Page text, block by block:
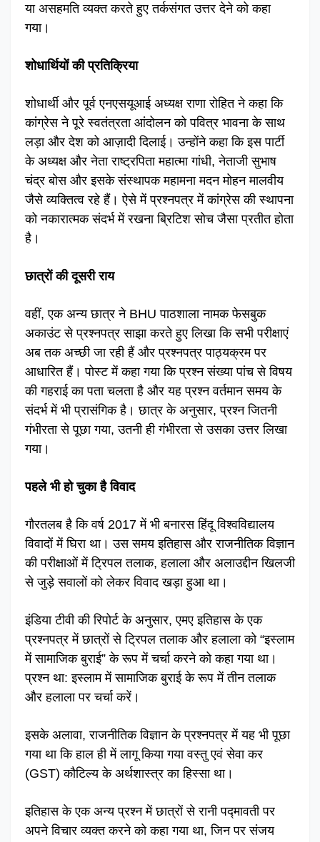
या असहमति व्यक्त करते हुए तर्कसंगत उत्तर देने को कहा
गया।
शोधार्थियों की प्रतिक्रिया
शोधार्थी और पूर्व एनएसयूआई अध्यक्ष राणा रोहित ने कहा कि
कांग्रेस ने पूरे स्वतंत्रता आंदोलन को पवित्र भावना के साथ
लड़ा और देश को आज़ादी दिलाई। उन्होंने कहा कि इस पार्टी
के अध्यक्ष और नेता राष्ट्रपिता महात्मा गांधी, नेताजी सुभाष
चंद्र बोस और इसके संस्थापक महामना मदन मोहन मालवीय
जैसे व्यक्तित्व रहे हैं। ऐसे में प्रश्नपत्र में कांग्रेस की स्थापना
को नकारात्मक संदर्भ में रखना ब्रिटिश सोच जैसा प्रतीत होता
है।
छात्रों की दूसरी राय
वहीं, एक अन्य छात्र ने BHU पाठशाला नामक फेसबुक
अकाउंट से प्रश्नपत्र साझा करते हुए लिखा कि सभी परीक्षाएं
अब तक अच्छी जा रही हैं और प्रश्नपत्र पाठ्यक्रम पर
आधारित हैं। पोस्ट में कहा गया कि प्रश्न संख्या पांच से विषय
की गहराई का पता चलता है और यह प्रश्न वर्तमान समय के
संदर्भ में भी प्रासंगिक है। छात्र के अनुसार, प्रश्न जितनी
गंभीरता से पूछा गया, उतनी ही गंभीरता से उसका उत्तर लिखा
गया।
पहले भी हो चुका है विवाद
गौरतलब है कि वर्ष 2017 में भी बनारस हिंदू विश्वविद्यालय
विवादों में घिरा था। उस समय इतिहास और राजनीतिक विज्ञान
की परीक्षाओं में ट्रिपल तलाक, हलाला और अलाउद्दीन खिलजी
से जुड़े सवालों को लेकर विवाद खड़ा हुआ था।
इंडिया टीवी की रिपोर्ट के अनुसार, एमए इतिहास के एक
प्रश्नपत्र में छात्रों से ट्रिपल तलाक और हलाला को “इस्लाम
में सामाजिक बुराई” के रूप में चर्चा करने को कहा गया था।
प्रश्न था: इस्लाम में सामाजिक बुराई के रूप में तीन तलाक
और हलाला पर चर्चा करें।
इसके अलावा, राजनीतिक विज्ञान के प्रश्नपत्र में यह भी पूछा
गया था कि हाल ही में लागू किया गया वस्तु एवं सेवा कर
(GST) कौटिल्य के अर्थशास्त्र का हिस्सा था।
इतिहास के एक अन्य प्रश्न में छात्रों से रानी पद्मावती पर
अपने विचार व्यक्त करने को कहा गया था, जिन पर संजय